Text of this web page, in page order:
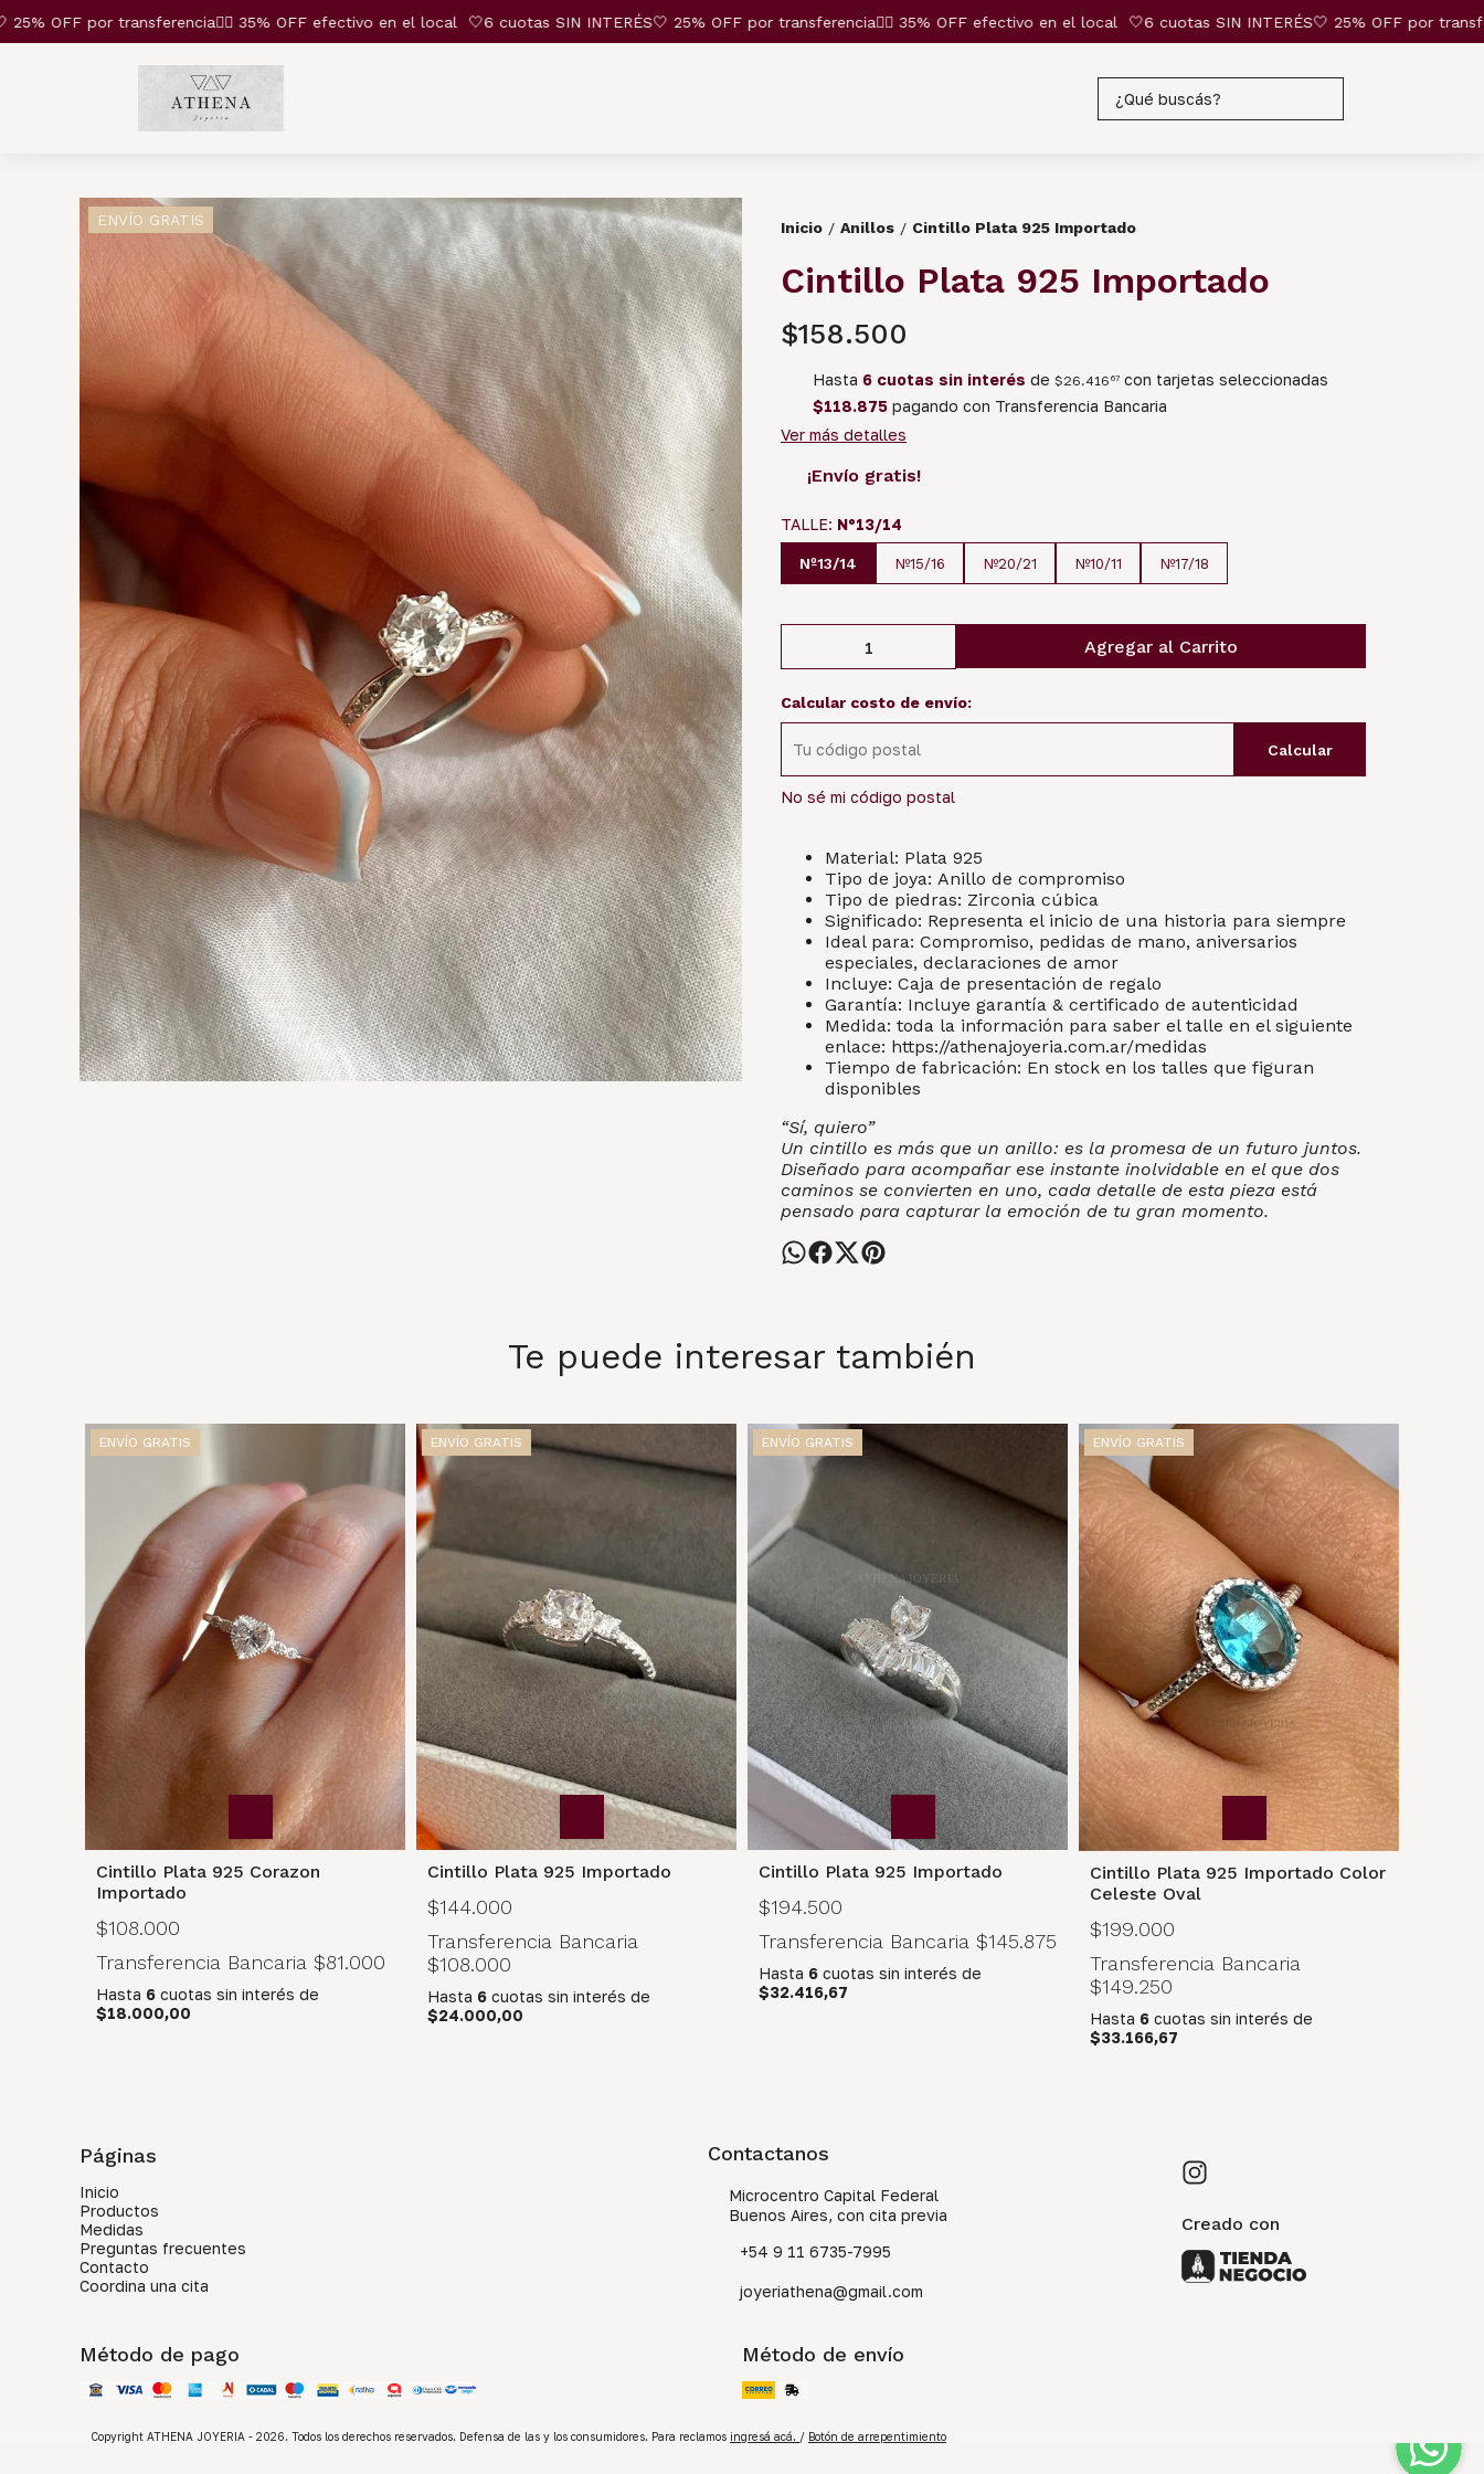
OFF por transferencia❤️‍🔥 35% OFF efectivo en el local 🤍6 cuotas SIN INTERÉS🤍 25% OFF por transferencia❤️‍🔥 35% OFF efectivo en el local 🤍6 cuotas SIN INTERÉS🤍 25% OFF por
ENVÍO GRATIS Inicio / Anillos / Cintillo Plata 925 Importado
Cintillo Plata 925 Importado
$158.500
Hasta 6 cuotas sin interés de $26.416 67 con tarjetas seleccionadas
$118.875 pagando con Transferencia Bancaria
Ver más detalles
¡Envío gratis!
TALLE: Nº13/14
Nº13/14 Nº15/16 Nº20/21 Nº10/11 Nº17/18
Agregar al Carrito
Calcular costo de envío:
Calcular
No sé mi código postal
Material: Plata 925
Tipo de joya: Anillo de compromiso
Tipo de piedras: Zirconia cúbica
Significado: Representa el inicio de una historia para siempre
Ideal para: Compromiso, pedidas de mano, aniversarios
especiales, declaraciones de amor
Incluye: Caja de presentación de regalo
Garantía: Incluye garantía & certificado de autenticidad
Medida: toda la información para saber el talle en el siguiente
enlace: https://athenajoyeria.com.ar/medidas
Tiempo de fabricación: En stock en los talles que figuran
disponibles
“Sí, quiero”
Un cintillo es más que un anillo: es la promesa de un futuro juntos.
Diseñado para acompañar ese instante inolvidable en el que dos
caminos se convierten en uno, cada detalle de esta pieza está
pensado para capturar la emoción de tu gran momento.
Te puede interesar también
ENVÍO GRATIS
Cintillo Plata 925 Corazon
Importado
$108.000
Transferencia Bancaria $81.000
Hasta 6 cuotas sin interés de
$18.000,00
ENVÍO GRATIS
Cintillo Plata 925 Importado
$144.000
Transferencia Bancaria
$108.000
Hasta 6 cuotas sin interés de
$24.000,00
ENVÍO GRATIS
Cintillo Plata 925 Importado
$194.500
Transferencia Bancaria $145.875
Hasta 6 cuotas sin interés de
$32.416,67
ENVÍO GRATIS
Cintillo Plata 925 Importado Color
Celeste Oval
$199.000
Transferencia Bancaria
$149.250
Hasta 6 cuotas sin interés de
$33.166,67
Páginas
Inicio
Productos
Medidas
Preguntas frecuentes
Contacto
Coordina una cita
Contactanos
Microcentro Capital Federal
Buenos Aires, con cita previa
+54 9 11 6735-7995
joyeriathena@gmail.com
Creado con
Método de pago Método de envío
Copyright ATHENA JOYERIA - 2026. Todos los derechos reservados. Defensa de las y los consumidores. Para reclamos ingresá acá. / Botón de arrepentimiento